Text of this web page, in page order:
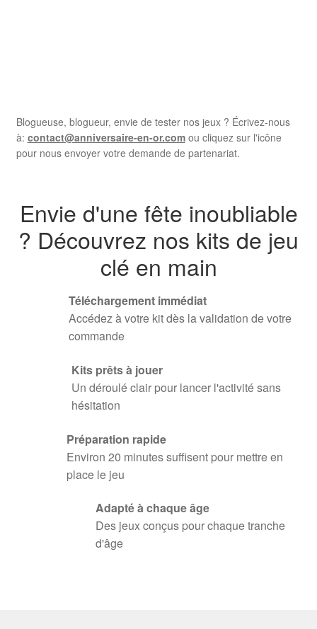
Blogueuse, blogueur, envie de tester nos jeux ? Écrivez-nous
à: contact@anniversaire-en-or.comou cliquez sur l'icône
pour nous envoyer votre demande de partenariat.
Envie d'une fête inoubliable
? Découvrez nos kits de jeu
clé en main
Téléchargement immédiat
Accédez à votre kit dès la validation de votre
commande
Kits prêts à jouer
Un déroulé clair pour lancer l'activité sans
hésitation
Préparation rapide
Environ 20 minutes suffisent pour mettre en
place le jeu
Adapté à chaque âge
Des jeux conçus pour chaque tranche
d'âge